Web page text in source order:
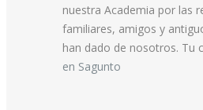
nuestra Academia por las
familiares, amigos y
han dado de nosotros. Tu
en Sagunto